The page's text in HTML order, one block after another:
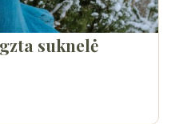
suknelė